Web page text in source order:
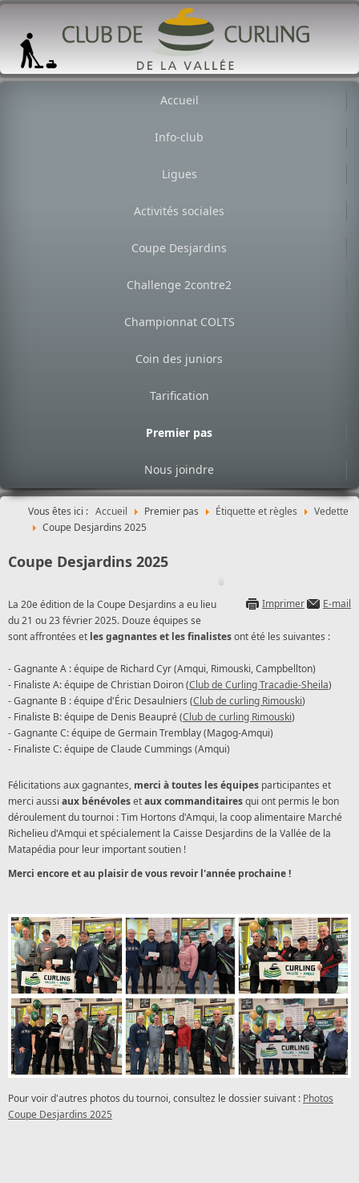
Accueil
Info-club
Ligues
Activités sociales
Coupe Desjardins
Challenge 2contre2
Championnat COLTS
Coin des juniors
Tarification
Premier pas
Nous joindre
Vous êtes ici : Accueil Premier pas Étiquette et règles
Vedette
Coupe Desjardins 2025
Coupe Desjardins 2025
Imprimer E-mail
La 20e édition de la Coupe Desjardins a eu lieu
du 21 ou 23 février 2025. Douze équipes se
sont affrontées et les gagnantes et les finalistesont été les suivantes :
- Gagnante A : équipe de Richard Cyr (Amqui, Rimouski, Campbellton)
- Finaliste A: équipe de Christian Doiron (Club de Curling Tracadie-Sheila)
- Gagnante B : équipe d'Éric Desaulniers (Club de curling Rimouski)
- Finaliste B: équipe de Denis Beaupré (Club de curling Rimouski)
- Gagnante C: équipe de Germain Tremblay (Magog-Amqui)
- Finaliste C: équipe de Claude Cummings (Amqui)
Félicitations aux gagnantes, merci à toutes les équipes participantes et
merci aussi aux bénévolesetaux commanditairesqui ont permis le bon
déroulement du tournoi : Tim Hortons d'Amqui, la coop alimentaire Marché
Richelieu d'Amqui et spécialement la Caisse Desjardins de la Vallée de la
Matapédia pour leur important soutien !
Merci encore et au plaisir de vous revoir l'année prochaine !
Pour voir d'autres photos du tournoi, consultez le dossier suivant : Photos
Coupe Desjardins 2025